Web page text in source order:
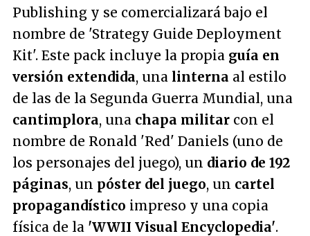
Publishing y se comercializará bajo el
nombre de 'Strategy Guide Deployment
Kit'. Este pack incluye la propia guía en
versión extendida, una linterna al estilo
de las de la Segunda Guerra Mundial, una
cantimplora, una chapa militar con el
nombre de Ronald 'Red' Daniels (uno de
los personajes del juego), un diario de 192
páginas, un póster del juego, un cartel
propagandístico impreso y una copia
física de la 'WWII Visual Encyclopedia'.